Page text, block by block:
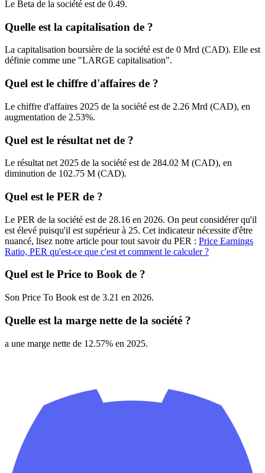
Le Beta de la société est de 0.49.
Quelle est la capitalisation de ?
La capitalisation boursière de la société est de 0 Mrd (CAD). Elle est
définie comme une "LARGE capitalisation".
Quel est le chiffre d'affaires de ?
Le chiffre d'affaires 2025 de la société est de 2.26 Mrd (CAD), en
augmentation de 2.53%.
Quel est le résultat net de ?
Le résultat net 2025 de la société est de 284.02 M (CAD), en
diminution de 102.75 M (CAD).
Quel est le PER de ?
Le PER de la société est de 28.16 en 2026. On peut considérer qu'il
est élevé puisqu'il est supérieur à 25. Cet indicateur nécessite d'être
nuancé, lisez notre article pour tout savoir du PER : Price Earnings
Ratio, PER qu'est-ce que c'est et comment le calculer ?
Quel est le Price to Book de ?
Son Price To Book est de 3.21 en 2026.
Quelle est la marge nette de la société ?
a une marge nette de 12.57% en 2025.